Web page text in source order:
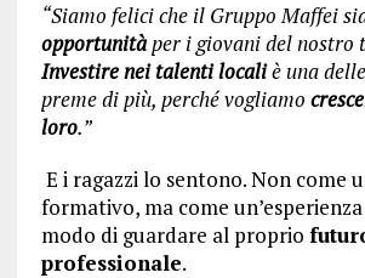
“Siamo felici che il Gruppo Maffei
opportunitàper i giovani del nostro
Investire nei talenti localiè una
preme di più, perché vogliamo
loro.”
E i ragazzi lo sentono. Non come
formativo, ma come
modo di guardare al proprio
professionale.